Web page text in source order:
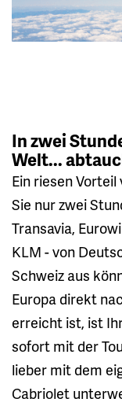
In zwei
Welt...
Ein riesen
Sie nur zwei
Transavia,
KLM - von
Schweiz aus
Europa direkt
erreicht ist, ist
sofort mit der
lieber mit dem
Cabriolet